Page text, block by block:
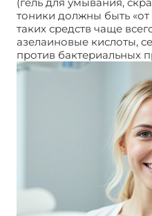
тоники должны быть «от
таких средств чаще
азелаиновые кислоты,
против бактериальных